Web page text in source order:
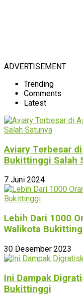
ADVERTISEMENT
Trending
Comments
Latest
Aviary Terbesar
Bukittinggi Salah
7 Juni 2024
Lebih Dari 1000
Walikota
30 Desember 2023
Ini Dampak
Bukittinggi